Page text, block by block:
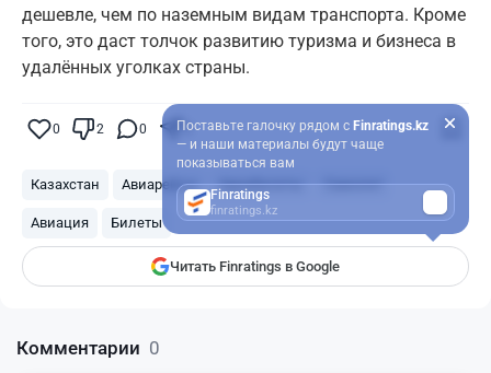
дешевле, чем по наземным видам транспорта. Кроме
того, это даст толчок развитию туризма и бизнеса в
удалённых уголках страны.
0 2 0 0
Казахстан Авиарейсы Авиабилеты Самолет
Авиация Билеты
Читать Finratings в Google
Поставьте галочку рядом с Finratings.kz
— и наши материалы будут чаще
показываться вам
Finratings
finratings.kz
Комментарии 0